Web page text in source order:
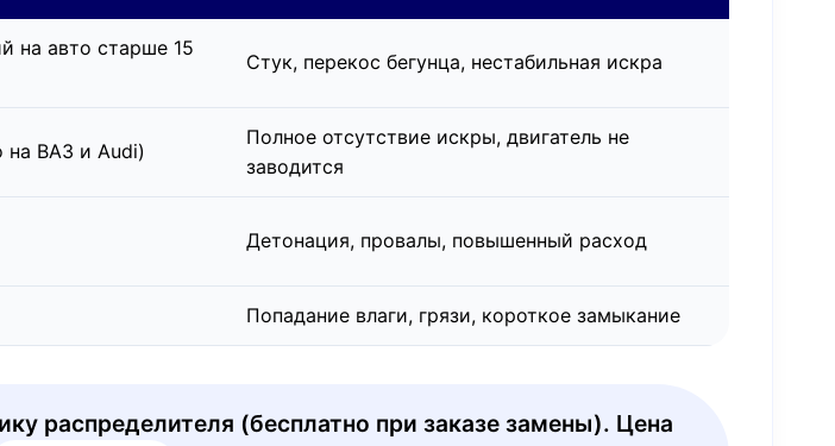
на авто старше 15
Стук, перекос бегунца, нестабильная искра
на ВАЗ и Audi)
Полное отсутствие искры, двигатель не
заводится
Детонация, провалы, повышенный расход
Попадание влаги, грязи, короткое замыкание
распределителя (бесплатно при заказе замены). Цена